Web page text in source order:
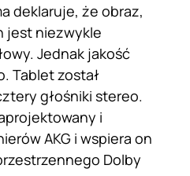
deklaruje, że obraz,
jest niezwykle
Jednak jakość
Tablet został
głośniki stereo.
i
AKG i wspiera on
Dolby